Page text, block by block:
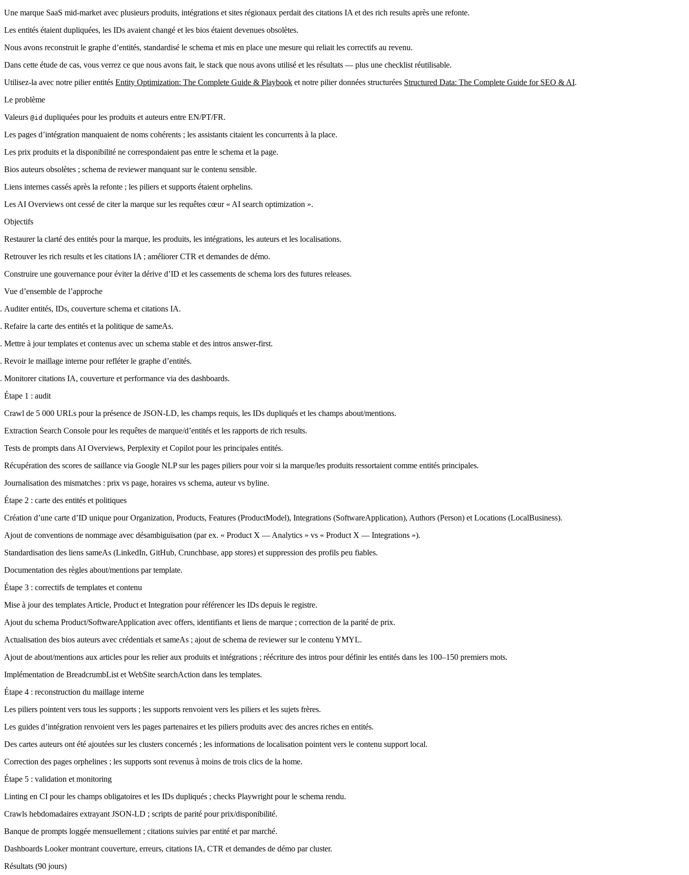
Une marque SaaS mid-market avec plusieurs produits, intégrations et sites régionaux perdait des citations IA et des rich results après une refonte.
Les entités étaient dupliquées, les IDs avaient changé et les bios étaient devenues obsolètes.
Nous avons reconstruit le graphe d’entités, standardisé le schema et mis en place une mesure qui reliait les correctifs au revenu.
Dans cette étude de cas, vous verrez ce que nous avons fait, le stack que nous avons utilisé et les résultats — plus une checklist réutilisable.
Utilisez-la avec notre pilier entités Entity Optimization: The Complete Guide & Playbook et notre pilier données structurées Structured Data: The Complete Guide for SEO & AI.
Le problème
Valeurs @id dupliquées pour les produits et auteurs entre EN/PT/FR.
Les pages d’intégration manquaient de noms cohérents ; les assistants citaient les concurrents à la place.
Les prix produits et la disponibilité ne correspondaient pas entre le schema et la page.
Bios auteurs obsolètes ; schema de reviewer manquant sur le contenu sensible.
Liens internes cassés après la refonte ; les piliers et supports étaient orphelins.
Les AI Overviews ont cessé de citer la marque sur les requêtes cœur « AI search optimization ».
Objectifs
Restaurer la clarté des entités pour la marque, les produits, les intégrations, les auteurs et les localisations.
Retrouver les rich results et les citations IA ; améliorer CTR et demandes de démo.
Construire une gouvernance pour éviter la dérive d’ID et les cassements de schema lors des futures releases.
Vue d’ensemble de l’approche
Auditer entités, IDs, couverture schema et citations IA.
Refaire la carte des entités et la politique de sameAs.
Mettre à jour templates et contenus avec un schema stable et des intros answer-first.
Revoir le maillage interne pour refléter le graphe d’entités.
Monitorer citations IA, couverture et performance via des dashboards.
Étape 1 : audit
Crawl de 5 000 URLs pour la présence de JSON-LD, les champs requis, les IDs dupliqués et les champs about/mentions.
Extraction Search Console pour les requêtes de marque/d’entités et les rapports de rich results.
Tests de prompts dans AI Overviews, Perplexity et Copilot pour les principales entités.
Récupération des scores de saillance via Google NLP sur les pages piliers pour voir si la marque/les produits ressortaient comme entités principales.
Journalisation des mismatches : prix vs page, horaires vs schema, auteur vs byline.
Étape 2 : carte des entités et politiques
Création d’une carte d’ID unique pour Organization, Products, Features (ProductModel), Integrations (SoftwareApplication), Authors (Person) et Locations (LocalBusiness).
Ajout de conventions de nommage avec désambiguïsation (par ex. « Product X — Analytics » vs « Product X — Integrations »).
Standardisation des liens sameAs (LinkedIn, GitHub, Crunchbase, app stores) et suppression des profils peu fiables.
Documentation des règles about/mentions par template.
Étape 3 : correctifs de templates et contenu
Mise à jour des templates Article, Product et Integration pour référencer les IDs depuis le registre.
Ajout du schema Product/SoftwareApplication avec offers, identifiants et liens de marque ; correction de la parité de prix.
Actualisation des bios auteurs avec crédentials et sameAs ; ajout de schema de reviewer sur le contenu YMYL.
Ajout de about/mentions aux articles pour les relier aux produits et intégrations ; réécriture des intros pour définir les entités dans les 100–150 premiers mots.
Implémentation de BreadcrumbList et WebSite searchAction dans les templates.
Étape 4 : reconstruction du maillage interne
Les piliers pointent vers tous les supports ; les supports renvoient vers les piliers et les sujets frères.
Les guides d’intégration renvoient vers les pages partenaires et les piliers produits avec des ancres riches en entités.
Des cartes auteurs ont été ajoutées sur les clusters concernés ; les informations de localisation pointent vers le contenu support local.
Correction des pages orphelines ; les supports sont revenus à moins de trois clics de la home.
Étape 5 : validation et monitoring
Linting en CI pour les champs obligatoires et les IDs dupliqués ; checks Playwright pour le schema rendu.
Crawls hebdomadaires extrayant JSON-LD ; scripts de parité pour prix/disponibilité.
Banque de prompts loggée mensuellement ; citations suivies par entité et par marché.
Dashboards Looker montrant couverture, erreurs, citations IA, CTR et demandes de démo par cluster.
Résultats (90 jours)